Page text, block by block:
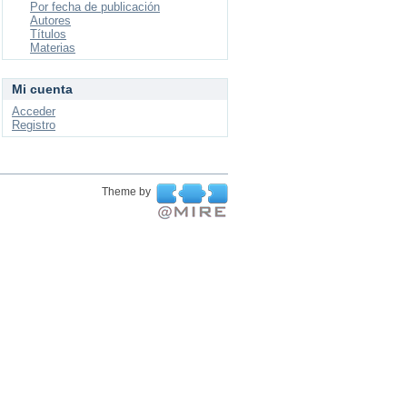
Por fecha de publicación
Autores
Títulos
Materias
Mi cuenta
Acceder
Registro
Theme by